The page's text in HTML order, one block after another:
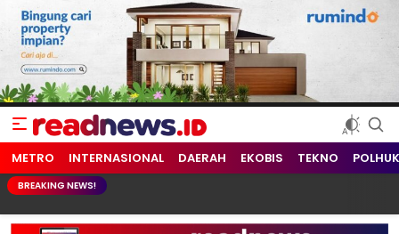
readnews.id
Berita Terkini, Update Terbaru Hari ini dari Indonesia dan Dunia
METRO INTERNASIONAL DAERAH EKOBIS TEKNO
BREAKING NEWS!